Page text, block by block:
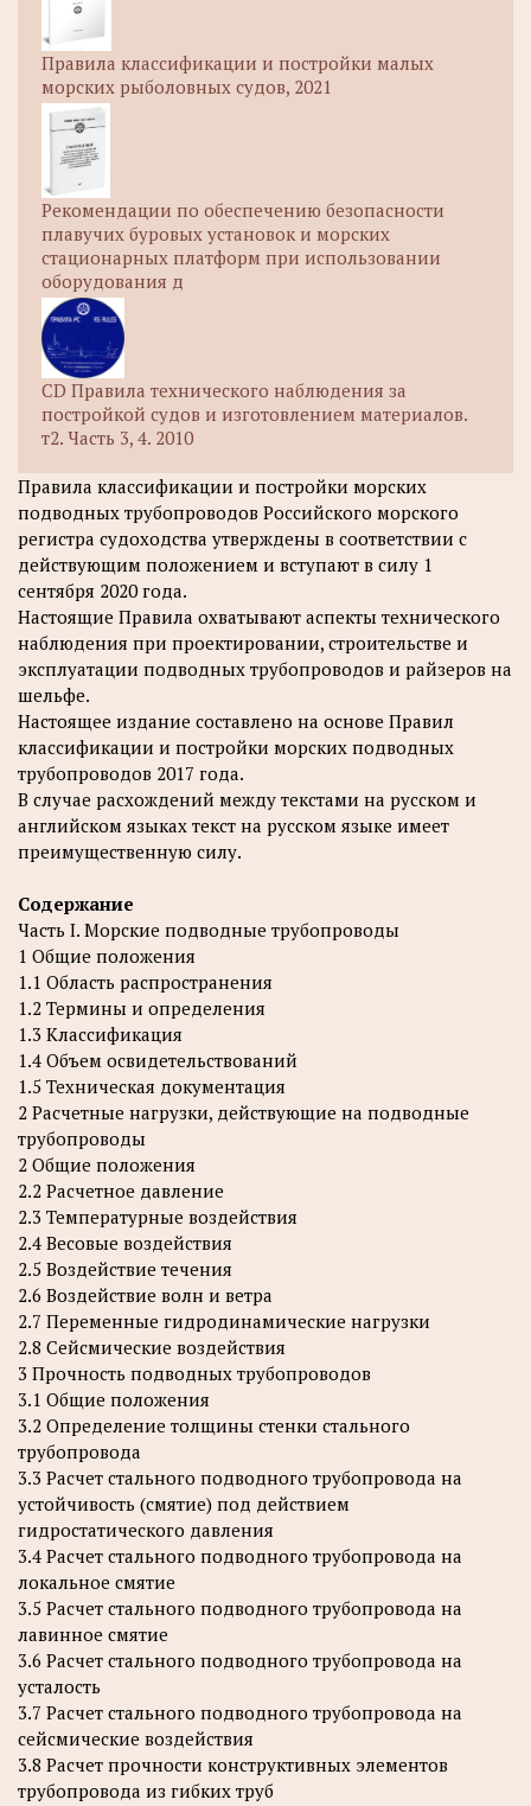
Правила классификации и постройки малых
морских рыболовных судов, 2021
Рекомендации по обеспечению безопасности
плавучих буровых установок и морских
стационарных платформ при использовании
оборудования д
CD Правила технического наблюдения за
постройкой судов и изготовлением материалов.
т2. Часть 3, 4. 2010
Правила классификации и постройки морских
подводных трубопроводов Российского морского
регистра судоходства утверждены в соответствии с
действующим положением и вступают в силу 1
сентября 2020 года.
Настоящие Правила охватывают аспекты технического
наблюдения при проектировании, строительстве и
эксплуатации подводных трубопроводов и райзеров на
шельфе.
Настоящее издание составлено на основе Правил
классификации и постройки морских подводных
трубопроводов 2017 года.
В случае расхождений между текстами на русском и
английском языках текст на русском языке имеет
преимущественную силу.
Содержание
Часть I. Морские подводные трубопроводы
1 Общие положения
1.1 Область распространения
1.2 Термины и определения
1.3 Классификация
1.4 Объем освидетельствований
1.5 Техническая документация
2 Расчетные нагрузки, действующие на подводные
трубопроводы
2 Общие положения
2.2 Расчетное давление
2.3 Температурные воздействия
2.4 Весовые воздействия
2.5 Воздействие течения
2.6 Воздействие волн и ветра
2.7 Переменные гидродинамические нагрузки
2.8 Сейсмические воздействия
3 Прочность подводных трубопроводов
3.1 Общие положения
3.2 Определение толщины стенки стального
трубопровода
3.3 Расчет стального подводного трубопровода на
устойчивость (смятие) под действием
гидростатического давления
3.4 Расчет стального подводного трубопровода на
локальное смятие
3.5 Расчет стального подводного трубопровода на
лавинное смятие
3.6 Расчет стального подводного трубопровода на
усталость
3.7 Расчет стального подводного трубопровода на
сейсмические воздействия
3.8 Расчет прочности конструктивных элементов
трубопровода из гибких труб